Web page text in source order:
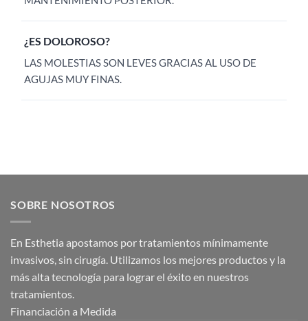
¿ES DOLOROSO?
LAS MOLESTIAS SON LEVES GRACIAS AL USO DE
AGUJAS MUY FINAS.
SOBRE NOSOTROS
En Esthetia apostamos por tratamientos mínimamente
invasivos, sin cirugía. Utilizamos los mejores productos y la
más alta tecnología para lograr el éxito en nuestros
tratamientos.
Financiación a Medida